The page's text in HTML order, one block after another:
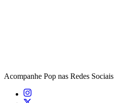
Acompanhe Pop nas Redes Sociais